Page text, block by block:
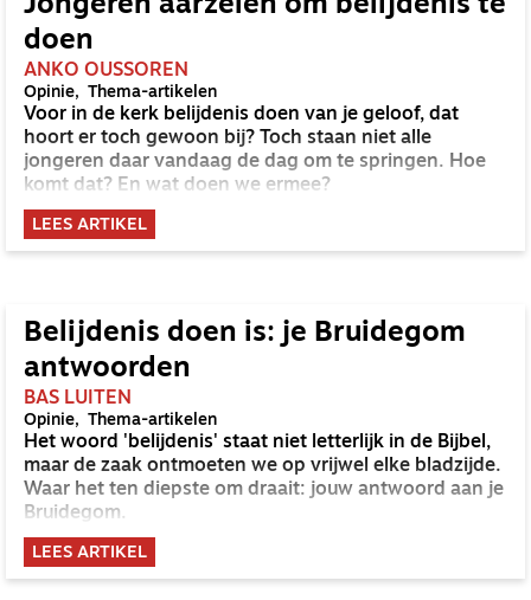
Jongeren aarzelen om belijdenis te
doen
ANKO OUSSOREN
Opinie Thema-artikelen
Voor in de kerk belijdenis doen van je geloof, dat
hoort er toch gewoon bij? Toch staan niet alle
jongeren daar vandaag de dag om te springen. Hoe
komt dat? En wat doen we ermee?
LEES ARTIKEL
Belijdenis doen is: je Bruidegom
antwoorden
BAS LUITEN
Opinie Thema-artikelen
Het woord 'belijdenis' staat niet letterlijk in de Bijbel,
maar de zaak ontmoeten we op vrijwel elke bladzijde.
Waar het ten diepste om draait: jouw antwoord aan je
Bruidegom.
LEES ARTIKEL